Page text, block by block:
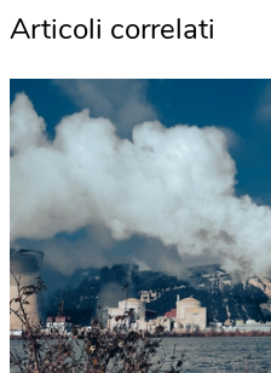
Articoli correlati